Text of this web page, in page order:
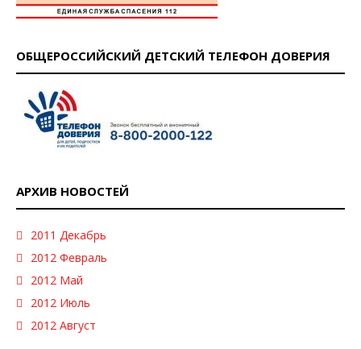
ОБЩЕРОССИЙСКИЙ ДЕТСКИЙ ТЕЛЕФОН ДОВЕРИЯ
АРХИВ НОВОСТЕЙ
2011 Декабрь
2012 Февраль
2012 Май
2012 Июль
2012 Август